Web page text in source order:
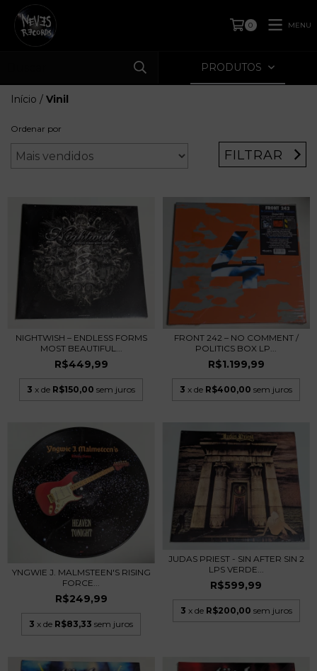
0 MENU
PRODUTOS
Início / Vinil
Ordenar por
FILTRAR
NIGHTWISH – ENDLESS FORMS
MOST BEAUTIFUL...
R$449,99
3 x de R$150,00 sem juros
FRONT 242 – NO COMMENT /
POLITICS BOX LP...
R$1.199,99
3 x de R$400,00 sem juros
YNGWIE J. MALMSTEEN'S RISING
FORCE...
R$249,99
3 x de R$83,33 sem juros
JUDAS PRIEST - SIN AFTER SIN 2
LPS VERDE...
R$599,99
3 x de R$200,00 sem juros